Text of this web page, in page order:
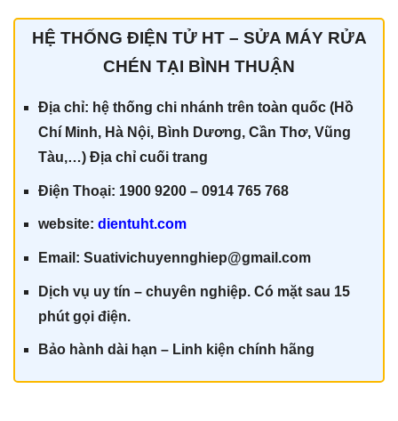
HỆ THỐNG ĐIỆN TỬ HT – SỬA MÁY RỬA
CHÉN TẠI BÌNH THUẬN
Địa chỉ: hệ thống chi nhánh trên toàn quốc (Hồ
Chí Minh, Hà Nội, Bình Dương, Cần Thơ, Vũng
Tàu,…) Địa chỉ cuối trang
Điện Thoại: 1900 9200 – 0914 765 768
website: dientuht.com
Email: Suativichuyennghiep@gmail.com
Dịch vụ uy tín – chuyên nghiệp. Có mặt sau 15
phút gọi điện.
Bảo hành dài hạn – Linh kiện chính hãng